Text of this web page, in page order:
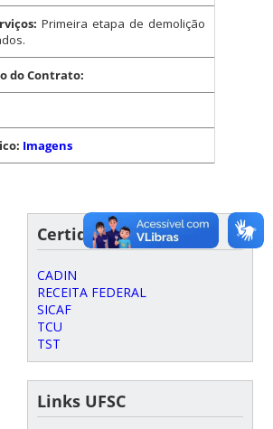
Primeira etapa de demolição
do Contrato:
Imagens
Certidões Negativas
CADIN
RECEITA FEDERAL
SICAF
TCU
TST
Links UFSC